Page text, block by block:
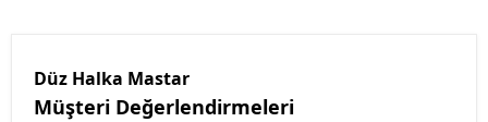
Düz Halka Mastar
Müşteri Değerlendirmeleri